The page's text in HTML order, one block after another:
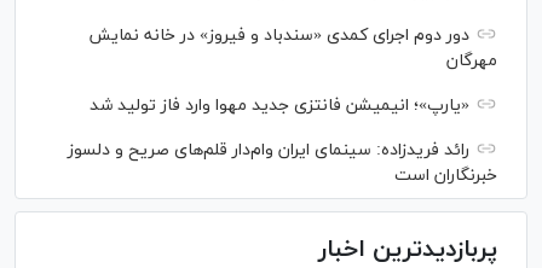
دور دوم اجرای کمدی «سندباد و فیروز» در خانه نمایش
مهرگان
«یارپ»؛ انیمیشن فانتزی جدید مهوا وارد فاز تولید شد
رائد فریدزاده: سینمای ایران وام‌دار قلم‌های صریح و دلسوز
خبرنگاران است
پربازدیدترین اخبار